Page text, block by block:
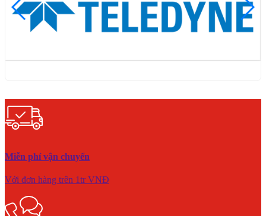
Miễn phí vận chuyển
Với đơn hàng trên 1tr VNĐ